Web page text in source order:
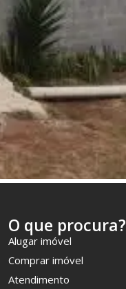
O que procura?
Alugar imóvel
Comprar imóvel
Atendimento